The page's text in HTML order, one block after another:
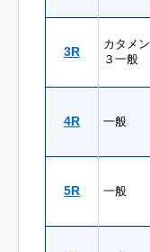
3R
カタメン
３一般
4R 一般
5R 一般